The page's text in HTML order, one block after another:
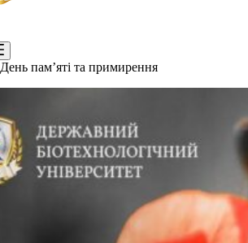
День пам’яті та примирення